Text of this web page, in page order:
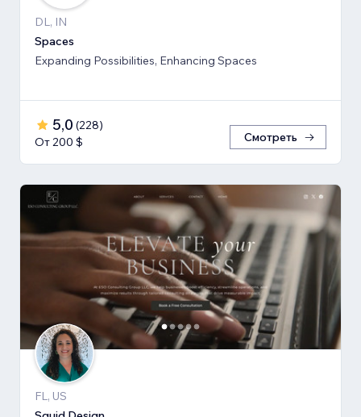
DL, IN
Spaces
Expanding Possibilities, Enhancing Spaces
5,0 (228)
От 200 $
Смотреть
FL, US